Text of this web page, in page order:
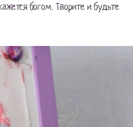
богом. Творите и будьте